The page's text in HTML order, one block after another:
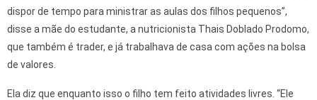
dispor de tempo para ministrar as aulas dos filhos pequenos”,
disse a mãe do estudante, a nutricionista Thais Doblado Prodomo,
que também é trader, e já trabalhava de casa com ações na bolsa
de valores.
Ela diz que enquanto isso o filho tem feito atividades livres. “Ele